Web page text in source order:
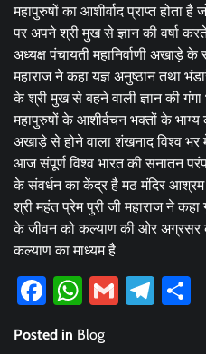
महापुरुषों का आशीर्वाद प्राप्त होता
पर अपने श्री मुख से ज्ञान की वर्षा
अध्यक्ष पंचायती महानिर्वाणी अखाड़े के
महाराज ने कहा यज्ञ अनुष्ठान तथा
के श्री मुख से बहने वाली ज्ञान की
महापुरुषों के आशीर्वचन भक्तों के
अखाड़े से होने वाला शंखनाद विश्व
आज संपूर्ण विश्व भारत की सनातन
के संवर्धन का केंद्र है मठ मंदिर
श्री महंत प्रेम पुरी जी महाराज ने
के जीवन को कल्याण की ओर अग्रसर
कल्याण का माध्यम है
Facebook
WhatsApp
Gmail
Posted in Blog